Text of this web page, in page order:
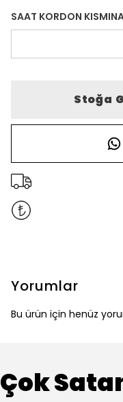
SAAT KORDON
Stoğa
Yorumlar
Bu ürün için henüz
Çok